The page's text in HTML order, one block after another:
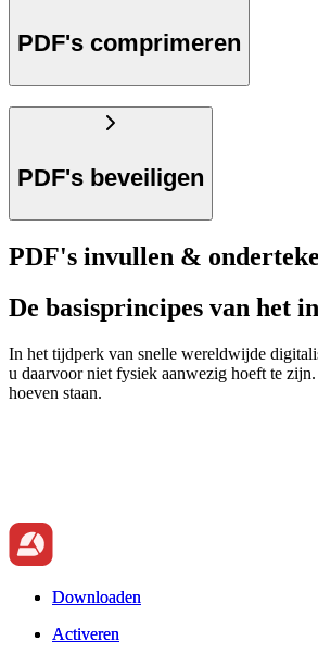
PDF's comprimeren
PDF's beveiligen
PDF's invullen &
De basisprincipes van het
In het tijdperk van snelle wereldwijde
u daarvoor niet fysiek aanwezig hoeft te
hoeven staan.
Downloaden
Activeren
Downloaden
Activeren